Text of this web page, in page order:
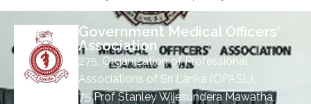
Government Medical Officers'
Association
275, Organization of Professional
Associations of Sri Lanka (OPASL),
75 Prof Stanley Wijesundera Mawatha,